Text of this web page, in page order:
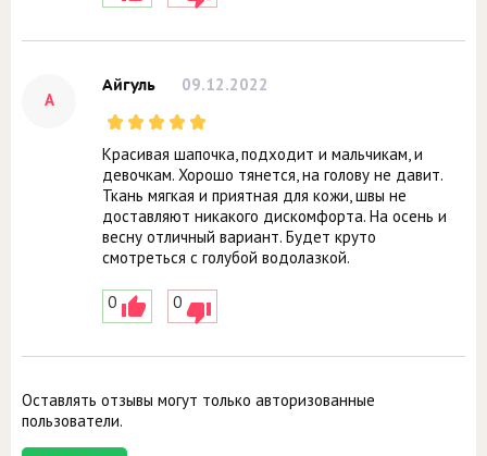
А
Айгуль 09.12.2022
Красивая шапочка, подходит и мальчикам, и
девочкам. Хорошо тянется, на голову не давит.
Ткань мягкая и приятная для кожи, швы не
доставляют никакого дискомфорта. На осень и
весну отличный вариант. Будет круто
смотреться с голубой водолазкой.
0 0
Оставлять отзывы могут только авторизованные
пользователи.